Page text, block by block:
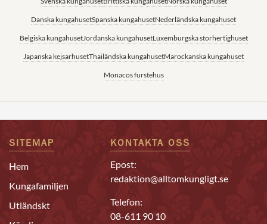
Danska kungahusetSpanska kungahusetNederländska kungahuset
Belgiska kungahusetJordanska kungahusetLuxemburgska storhertighuset
Japanska kejsarhusetThailändska kungahusetMarockanska kungahuset
Monacos furstehus
SITEMAP
Hem
Kungafamiljen
Utländskt
KONTAKTA OSS
Epost:
redaktion@alltomkungligt.se
Telefon:
08-611 90 10